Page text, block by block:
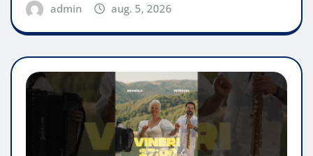
admin aug. 5, 2026